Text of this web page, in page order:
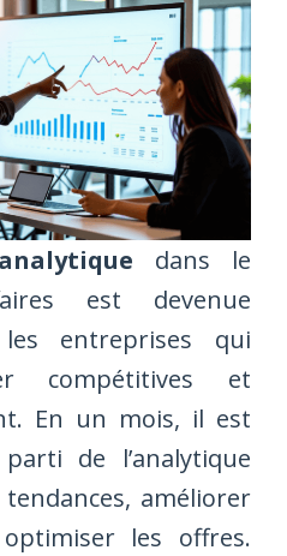
dans le
est devenue
entreprises qui
compétitives et
En un mois, il est
de l’analytique
améliorer
les offres.